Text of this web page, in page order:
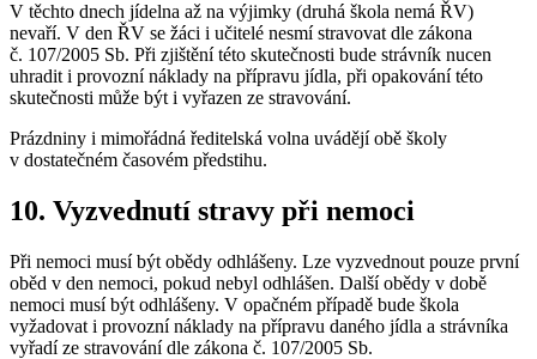
V těchto dnech jídelna až na výjimky (druhá škola nemá ŘV)
nevaří. V den ŘV se žáci i učitelé nesmí stravovat dle zákona
č. 107/2005 Sb. Při zjištění této skutečnosti bude strávník nucen
uhradit i provozní náklady na přípravu jídla, při opakování této
skutečnosti může být i vyřazen ze stravování.
Prázdniny i mimořádná ředitelská volna uvádějí obě školy
v dostatečném časovém předstihu.
10. Vyzvednutí stravy při nemoci
Při nemoci musí být obědy odhlášeny. Lze vyzvednout pouze první
oběd v den nemoci, pokud nebyl odhlášen. Další obědy v době
nemoci musí být odhlášeny. V opačném případě bude škola
vyžadovat i provozní náklady na přípravu daného jídla a strávníka
vyřadí ze stravování dle zákona č. 107/2005 Sb.